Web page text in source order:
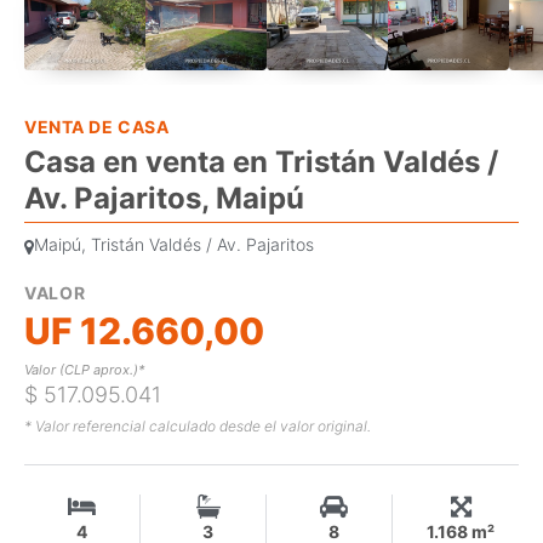
VENTA DE CASA
Casa en venta en Tristán Valdés /
Av. Pajaritos, Maipú
Maipú, Tristán Valdés / Av. Pajaritos
VALOR
UF 12.660,00
Valor (CLP aprox.)*
$ 517.095.041
* Valor referencial calculado desde el valor original.
4 3 8 1.168 m²